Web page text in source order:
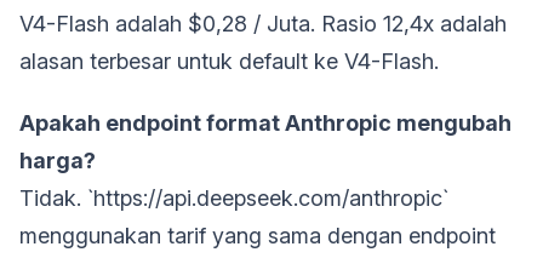
V4-Flash adalah $0,28 / Juta. Rasio 12,4x adalah
alasan terbesar untuk default ke V4-Flash.
Apakah endpoint format Anthropic mengubah
harga?
Tidak. `https://api.deepseek.com/anthropic`
menggunakan tarif yang sama dengan endpoint